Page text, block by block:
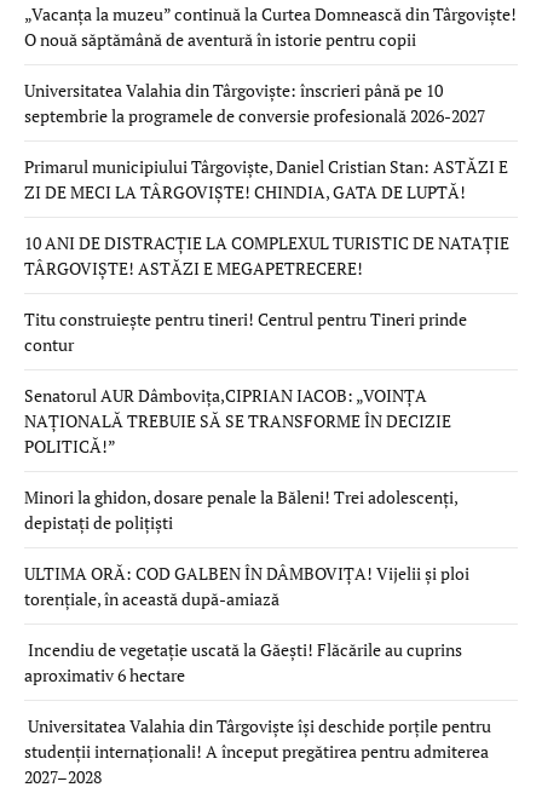
„Vacanța la muzeu” continuă la Curtea Domnească din Târgoviște!
O nouă săptămână de aventură în istorie pentru copii
Universitatea Valahia din Târgoviște: înscrieri până pe 10
septembrie la programele de conversie profesională 2026-2027
Primarul municipiului Târgoviște, Daniel Cristian Stan: ASTĂZI E
ZI DE MECI LA TÂRGOVIȘTE! CHINDIA, GATA DE LUPTĂ!
10 ANI DE DISTRACȚIE LA COMPLEXUL TURISTIC DE NATAȚIE
TÂRGOVIȘTE! ASTĂZI E MEGAPETRECERE!
Titu construiește pentru tineri! Centrul pentru Tineri prinde
contur
Senatorul AUR Dâmbovița,CIPRIAN IACOB: „VOINȚA
NAȚIONALĂ TREBUIE SĂ SE TRANSFORME ÎN DECIZIE
POLITICĂ!”
Minori la ghidon, dosare penale la Băleni! Trei adolescenți,
depistați de polițiști
ULTIMA ORĂ: COD GALBEN ÎN DÂMBOVIȚA! Vijelii și ploi
torențiale, în această după-amiază
Incendiu de vegetație uscată la Găești! Flăcările au cuprins
aproximativ 6 hectare
Universitatea Valahia din Târgoviște își deschide porțile pentru
studenții internaționali! A început pregătirea pentru admiterea
2027–2028